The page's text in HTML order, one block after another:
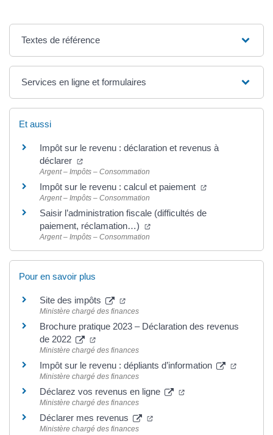
Textes de référence
Services en ligne et formulaires
Et aussi
Impôt sur le revenu : déclaration et revenus à
déclarer
Argent – Impôts – Consommation
Impôt sur le revenu : calcul et paiement
Argent – Impôts – Consommation
Saisir l’administration fiscale (difficultés de
paiement, réclamation…)
Argent – Impôts – Consommation
Pour en savoir plus
Site des impôts
Ministère chargé des finances
Brochure pratique 2023 – Déclaration des revenus
de 2022
Ministère chargé des finances
Impôt sur le revenu : dépliants d’information
Ministère chargé des finances
Déclarez vos revenus en ligne
Ministère chargé des finances
Déclarer mes revenus
Ministère chargé des finances